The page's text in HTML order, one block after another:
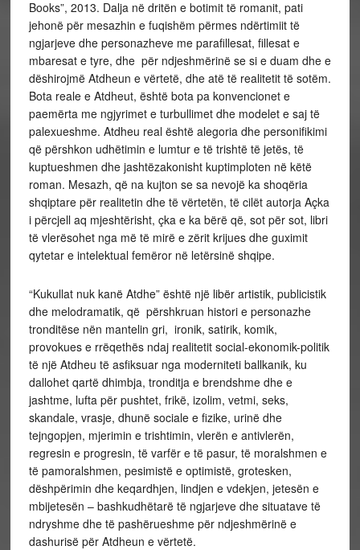
Books”, 2013. Dalja në dritën e botimit të romanit, pati
jehonë për mesazhin e fuqishëm përmes ndërtimiit të
ngjarjeve dhe personazheve me parafillesat, fillesat e
mbaresat e tyre, dhe për ndjeshmërinë se si e duam dhe e
dëshirojmë Atdheun e vërtetë, dhe atë të realitetit të sotëm.
Bota reale e Atdheut, është bota pa konvencionet e
paemërta me ngjyrimet e turbullimet dhe modelet e saj të
palexueshme. Atdheu real është alegoria dhe personifikimi
që përshkon udhëtimin e lumtur e të trishtë të jetës, të
kuptueshmen dhe jashtëzakonisht kuptimploten në këtë
roman. Mesazh, që na kujton se sa nevojë ka shoqëria
shqiptare për realitetin dhe të vërtetën, të cilët autorja Açka
i përcjell aq mjeshtërisht, çka e ka bërë që, sot për sot, libri
të vlerësohet nga më të mirë e zërit krijues dhe guximit
qytetar e intelektual femëror në letërsinë shqipe.
“Kukullat nuk kanë Atdhe” është një libër artistik, publicistik
dhe melodramatik, që përshkruan histori e personazhe
tronditëse nën mantelin gri, ironik, satirik, komik,
provokues e rrëqethës ndaj realitetit social-ekonomik-politik
të një Atdheu të asfiksuar nga moderniteti ballkanik, ku
dallohet qartë dhimbja, tronditja e brendshme dhe e
jashtme, lufta për pushtet, frikë, izolim, vetmi, seks,
skandale, vrasje, dhunë sociale e fizike, urinë dhe
tejngopjen, mjerimin e trishtimin, vlerën e antivlerën,
regresin e progresin, të varfër e të pasur, të moralshmen e
të pamoralshmen, pesimistë e optimistë, grotesken,
dëshpërimin dhe keqardhjen, lindjen e vdekjen, jetesën e
mbijetesën – bashkudhëtarë të ngjarjeve dhe situatave të
ndryshme dhe të pashërueshme për ndjeshmërinë e
dashurisë për Atdheun e vërtetë.